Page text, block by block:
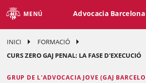
MENÚ Advocacia Barcelona
INICI
FORMACIÓ
CURS ZERO GAJ PENAL: LA FASE D'EXECUCIÓ
GRUP DE L'ADVOCACIA JOVE (GAJ